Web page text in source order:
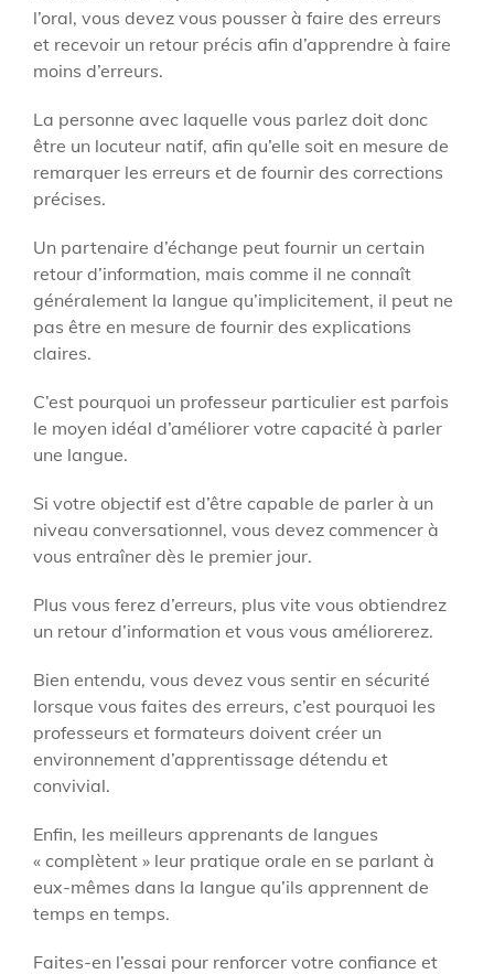
l’oral, vous devez vous pousser à faire des erreurs
et recevoir un retour précis afin d’apprendre à faire
moins d’erreurs.
La personne avec laquelle vous parlez doit donc
être un locuteur natif, afin qu’elle soit en mesure de
remarquer les erreurs et de fournir des corrections
précises.
Un partenaire d’échange peut fournir un certain
retour d’information, mais comme il ne connaît
généralement la langue qu’implicitement, il peut ne
pas être en mesure de fournir des explications
claires.
C’est pourquoi un professeur particulier est parfois
le moyen idéal d’améliorer votre capacité à parler
une langue.
Si votre objectif est d’être capable de parler à un
niveau conversationnel, vous devez commencer à
vous entraîner dès le premier jour.
Plus vous ferez d’erreurs, plus vite vous obtiendrez
un retour d’information et vous vous améliorerez.
Bien entendu, vous devez vous sentir en sécurité
lorsque vous faites des erreurs, c’est pourquoi les
professeurs et formateurs doivent créer un
environnement d’apprentissage détendu et
convivial.
Enfin, les meilleurs apprenants de langues
« complètent » leur pratique orale en se parlant à
eux-mêmes dans la langue qu’ils apprennent de
temps en temps.
Faites-en l’essai pour renforcer votre confiance et